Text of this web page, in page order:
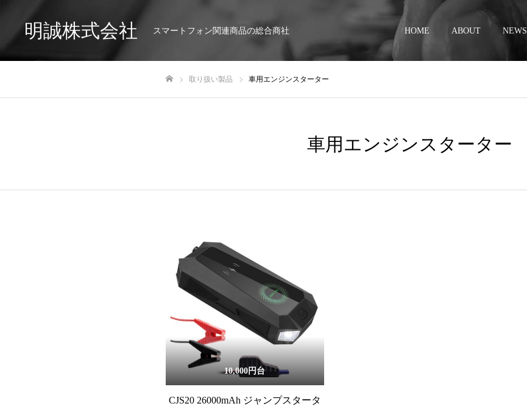
明誠株式会社 スマートフォン関連商品の総合商社 HOME ABOUT NEWS
取り扱い製品 車用エンジンスターター
車用エンジンスターター
10,000円台
CJS20 26000mAh ジャンプスタータ